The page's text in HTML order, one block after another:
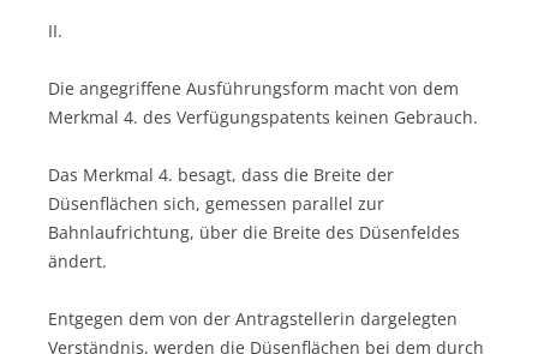
II.
Die angegriffene Ausführungsform macht von dem
Merkmal 4. des Verfügungspatents keinen Gebrauch.
Das Merkmal 4. besagt, dass die Breite der
Düsenflächen sich, gemessen parallel zur
Bahnlaufrichtung, über die Breite des Düsenfeldes
ändert.
Entgegen dem von der Antragstellerin dargelegten
Verständnis, werden die Düsenflächen bei dem durch